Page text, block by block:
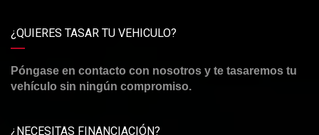
¿QUIERES TASAR TU VEHICULO?
Póngase en contacto con nosotros y te tasaremos tu
vehículo sin ningún compromiso.
¿NECESITAS FINANCIACIÓN?